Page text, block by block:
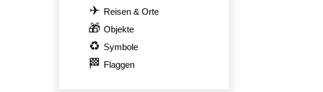
✈ Reisen & Orte
🎁 Objekte
♻ Symbole
🏁 Flaggen